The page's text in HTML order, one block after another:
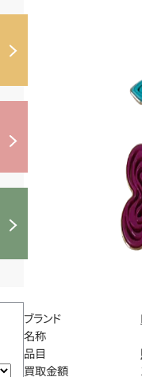
ブランド
名称
品目
買取金額